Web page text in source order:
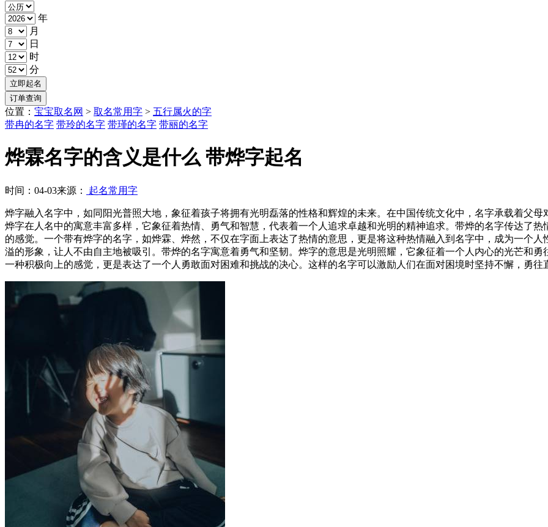
年
月
日
时
分
位置： 宝宝取名网 > 取名常用字 > 五行属火的字
带冉的名字 带玲的名字 带瑾的名字 带丽的名字
烨霖名字的含义是什么 带烨字起名
时间：04-03来源： 起名常用字
烨字融入名字中，如同阳光普照大地，象征着孩子将拥有光明磊落的性格和辉煌的未来。在中国传统文化中，名字承载着父母
烨字在人名中的寓意丰富多样，它象征着热情、勇气和智慧，代表着一个人追求卓越和光明的精神追求。带烨的名字传达了
的感觉。一个带有烨字的名字，如烨霖、烨然，不仅在字面上表达了热情的意思，更是将这种热情融入到名字中，成为一个
溢的形象，让人不由自主地被吸引。带烨的名字寓意着勇气和坚韧。烨字的意思是光明照耀，它象征着一个人内心的光芒和
一种积极向上的感觉，更是表达了一个人勇敢面对困难和挑战的决心。这样的名字可以激励人们在面对困境时坚持不懈，勇往